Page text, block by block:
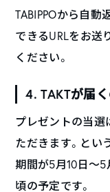
TABIPPOから自
できるURLをお送
ください。
4. TAKTが届
プレゼントの当選
ただきます。とい
期間が5月10日〜5
頃の予定です。